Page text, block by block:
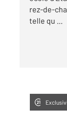
rez-de-
telle qu ...